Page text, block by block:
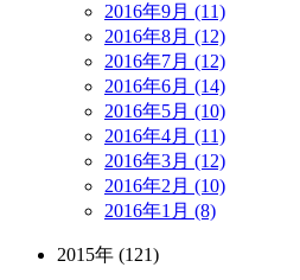
2016年9月 (11)
2016年8月 (12)
2016年7月 (12)
2016年6月 (14)
2016年5月 (10)
2016年4月 (11)
2016年3月 (12)
2016年2月 (10)
2016年1月 (8)
2015年 (121)